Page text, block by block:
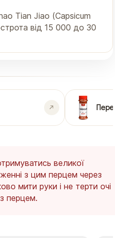
Tian Jiao (Capsicum
від 15 000 до 30
великої
з цим перцем через
мити руки і не терти очі
перцем.